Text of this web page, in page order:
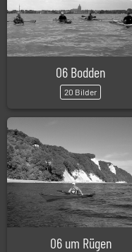
06 Bodden
20 Bilder
06 um Rügen